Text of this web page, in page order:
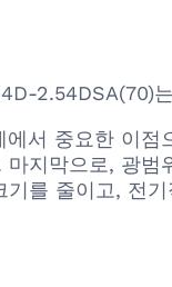
2.54DSA(70)
서 중요한 이
지막으로, 광범
를 줄이고, 전